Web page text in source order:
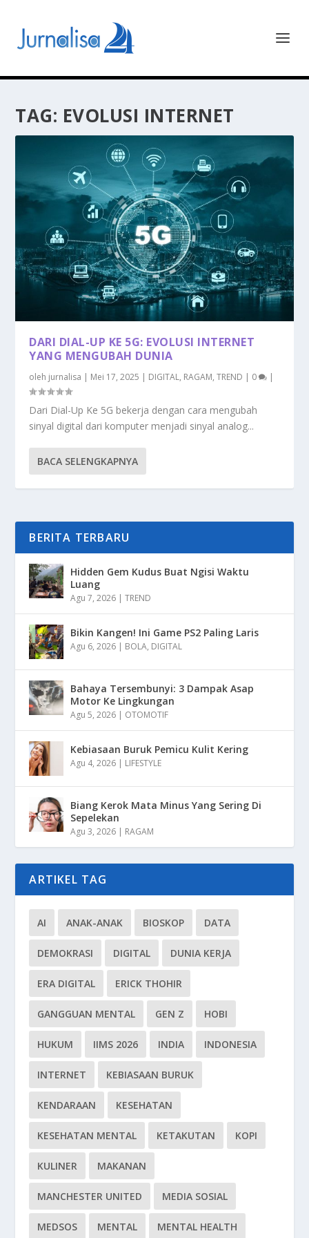
TAG: EVOLUSI INTERNET
DARI DIAL-UP KE 5G: EVOLUSI INTERNET
YANG MENGUBAH DUNIA
oleh jurnalisa | Mei 17, 2025 | DIGITAL, RAGAM,TREND | 0 |
Dari Dial-Up Ke 5G bekerja dengan cara mengubah
sinyal digital dari komputer menjadi sinyal analog...
BACA SELENGKAPNYA
BERITA TERBARU
Hidden Gem Kudus Buat Ngisi Waktu
Luang
Agu 7, 2026 |TREND
Bikin Kangen! Ini Game PS2 Paling Laris
Agu 6, 2026 | BOLA, DIGITAL
Bahaya Tersembunyi: 3 Dampak Asap
Motor Ke Lingkungan
Agu 5, 2026 | OTOMOTIF
Kebiasaan Buruk Pemicu Kulit Kering
Agu 4, 2026 | LIFESTYLE
Biang Kerok Mata Minus Yang Sering Di
Sepelekan
Agu 3, 2026 | RAGAM
ARTIKEL TAG
AI ANAK-ANAK BIOSKOP DATA
DEMOKRASI DIGITAL DUNIA KERJA
ERA DIGITAL ERICK THOHIR
GANGGUAN MENTAL GEN Z HOBI
HUKUM IIMS 2026 INDIA INDONESIA
INTERNET KEBIASAAN BURUK
KENDARAAN KESEHATAN
KESEHATAN MENTAL KETAKUTAN KOPI
KULINER MAKANAN
MANCHESTER UNITED MEDIA SOSIAL
MEDSOS MENTAL MENTAL HEALTH